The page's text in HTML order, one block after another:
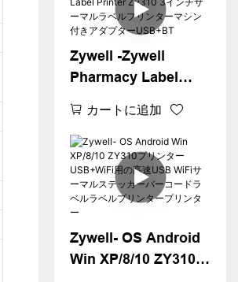
ド写真サーマルプリ
ンター
Zywell -Zywell
Pharmacy Label
チサーマルラベルプ
リンターマシン付き
アダプターUSB+BT
カートに追加
Zywell- OS Android
Win XP/8/10 ZY310プ